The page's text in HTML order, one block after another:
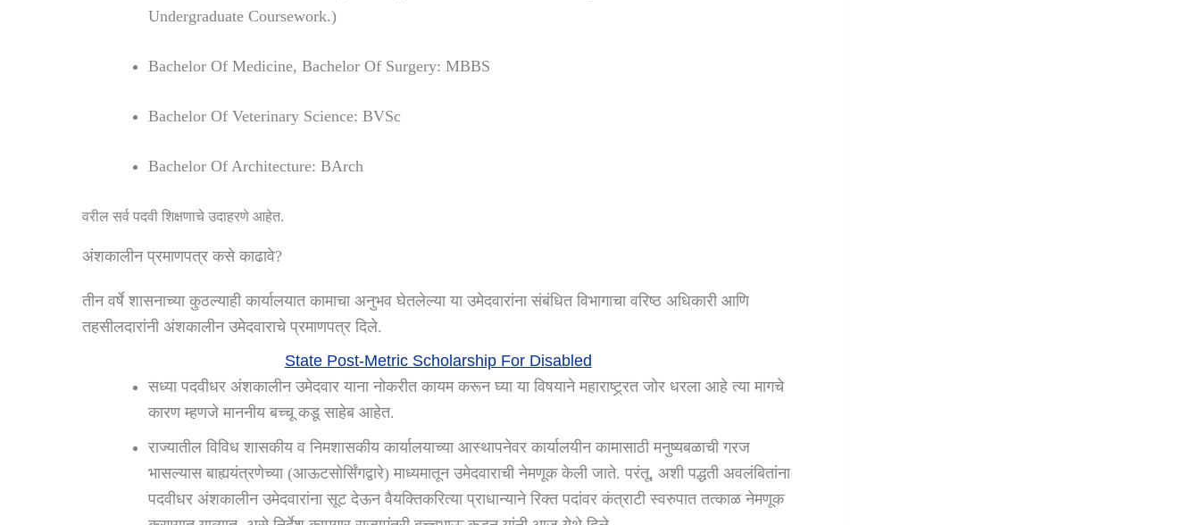
Undergraduate Coursework.)
Bachelor Of Medicine, Bachelor Of Surgery: MBBS
Bachelor Of Veterinary Science: BVSc
Bachelor Of Architecture: BArch
वरील सर्व पदवी शिक्षणाचे उदाहरणे आहेत.
अंशकालीन प्रमाणपत्र कसे काढावे?
तीन वर्षे शासनाच्या कुठल्याही कार्यालयात कामाचा अनुभव घेतलेल्या या उमेदवारांना संबंधित विभागाचा वरिष्ठ अधिकारी आणि
तहसीलदारांनी अंशकालीन उमेदवाराचे प्रमाणपत्र दिले.
State Post-Metric Scholarship For Disabled
सध्या पदवीधर अंशकालीन उमेदवार याना नोकरीत कायम करून घ्या या विषयाने महाराष्ट्र्रत जोर धरला आहे त्या मागचे
कारण म्हणजे माननीय बच्चू कडू साहेब आहेत.
राज्यातील विविध शासकीय व निमशासकीय कार्यालयाच्या आस्थापनेवर कार्यालयीन कामासाठी मनुष्यबळाची गरज
भासल्यास बाह्ययंत्रणेच्या (आऊटसोर्सिंगद्वारे) माध्यमातून उमेदवाराची नेमणूक केली जाते. परंतू, अशी पद्धती अवलंबितांना
पदवीधर अंशकालीन उमेदवारांना सूट देऊन वैयक्तिकरित्या प्राधान्याने रिक्त पदांवर कंत्राटी स्वरुपात तत्काळ नेमणूक